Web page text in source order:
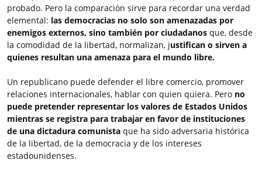
probado. Pero la comparación sirve para recordar una verdad
elemental: las democracias no solo son amenazadas por
enemigos externos, sino también por ciudadanos que, desde
la comodidad de la libertad, normalizan, justifican o sirven a
quienes resultan una amenaza para el mundo libre.
Un republicano puede defender el libre comercio, promover
relaciones internacionales, hablar con quien quiera. Pero no
puede pretender representar los valores de Estados Unidos
mientras se registra para trabajar en favor de instituciones
de una dictadura comunista que ha sido adversaria histórica
de la libertad, de la democracia y de los intereses
estadounidenses.